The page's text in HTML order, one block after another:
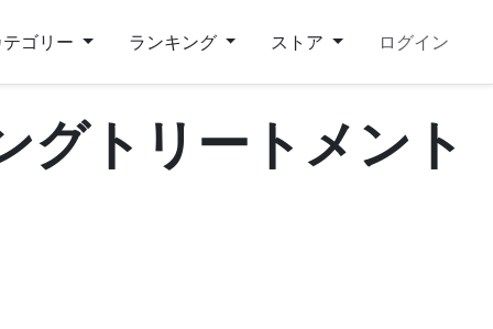
ゴリー ランキング ストア ログイン
グトリートメント